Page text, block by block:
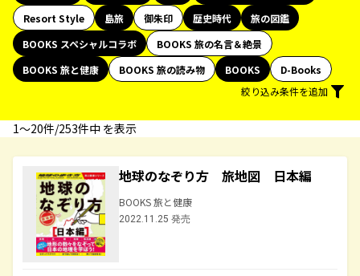
Resort Style
島旅 御朱印 歴史時代
旅の図鑑
BOOKS スペシャルコラボ
BOOKS 旅の名言＆絶景
BOOKS 旅と健康
BOOKS 旅の読み物 BOOKS
D-Books
絞り込み条件を追加
1〜20件/253件中 を表示
地球のなぞり方 旅地図 日本編
BOOKS 旅と健康
2022.11.25 発売